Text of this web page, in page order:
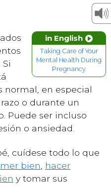
in English
Taking Care of Your
Mental Health During
Pregnancy
normal, en especial
o durante un
Puede ser incluso
o ansiedad.
cuídese todo lo que
bien
hacer
y tomar sus